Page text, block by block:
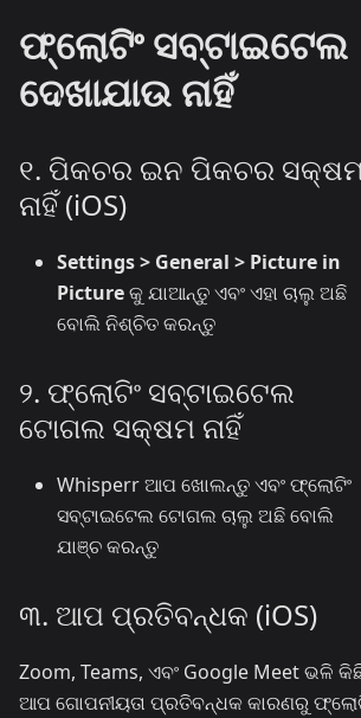
ଫ୍ଲୋଟିଂ ସବ୍‌ଟାଇଟେଲ
ଦେଖାଯାଉ ନାହିଁ
୧. ପିକଚର ଇନ ପିକଚର
ନାହିଁ (iOS)
Settings > General > Picture in
Pictureକୁ ଯାଆନ୍ତୁ ଏବଂ ଏହା ଚାଲୁ ଅଛି
ବୋଲି ନିଶ୍ଚିତ କରନ୍ତୁ
୨. ଫ୍ଲୋଟିଂ ସବ୍‌ଟାଇଟେଲ
ଟୋଗଲ ସକ୍ଷମ ନାହିଁ
Whisperr ଆପ ଖୋଲନ୍ତୁ ଏବଂ ଫ୍ଲୋଟିଂ
ସବ୍‌ଟାଇଟେଲ ଟୋଗଲ ଚାଲୁ ଅଛି ବୋଲି
ଯାଞ୍ଚ କରନ୍ତୁ
୩. ଆପ ପ୍ରତିବନ୍ଧକ (iOS)
Zoom, Teams, ଏବଂ Google Meet ଭଳି
ଆପ ଗୋପନୀୟତା ପ୍ରତିବନ୍ଧକ କାରଣରୁ